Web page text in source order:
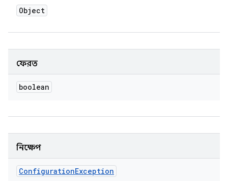
Object
ফেরত
boolean
নিক্ষেপ
ConfigurationException